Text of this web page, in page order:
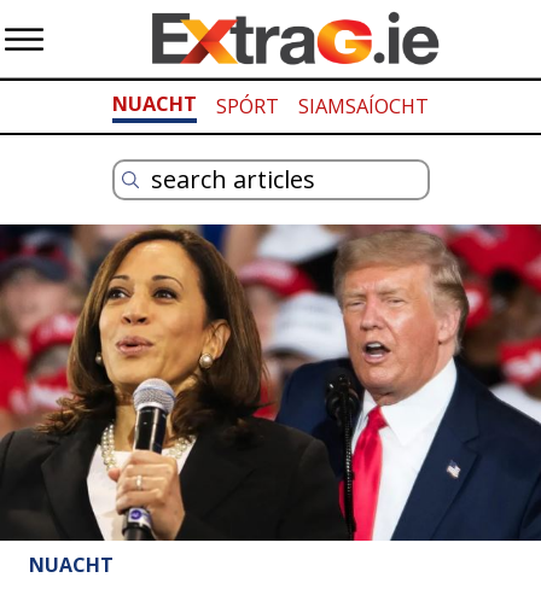
NUACHT SPÓRT SIAMSAÍOCHT
NUACHT